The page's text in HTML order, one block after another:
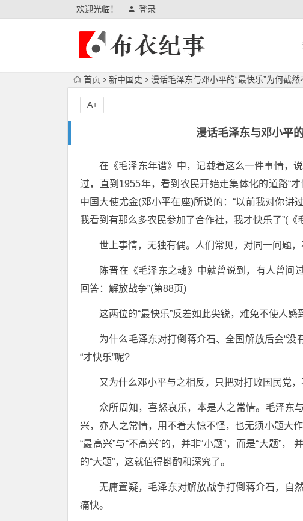
欢迎光临！ 登录
首页 新中国史 漫话毛泽东与邓小平的“最快乐”为何截然
漫话毛泽东与邓小平
A+
在《毛泽东年谱》中，记载着这么一件事情，
过，直到1955年，看到农民开始走集体化的道路“
中国大使尤金(邓小平在座)所说的：“以前我对你讲
我看到有那么多农民参加了合作社，我才快乐了”(
世上事情，无独有偶。人们常见，对同一问题，
陈晋在《毛泽东之魂》中就曾说到，有人曾问
回答：解放战争”(第88页)
这两位的“最快乐”反差如此尖锐，难免不使人
为什么毛泽东对打倒蒋介石、全国解放后会“
“才快乐”呢?
又为什么邓小平与之相反，只把对打败国民党
众所周知，喜怒哀乐，本是人之常情。毛泽东
兴，亦人之常情，用不着大惊不怪，也无须小题大作
“最高兴”与“不高兴”的，并非“小题”，而是“大题”
的“大题”，这就值得斟酌和深究了。
无庸置疑，毛泽东对解放战争打倒蒋介石，自
痛快。